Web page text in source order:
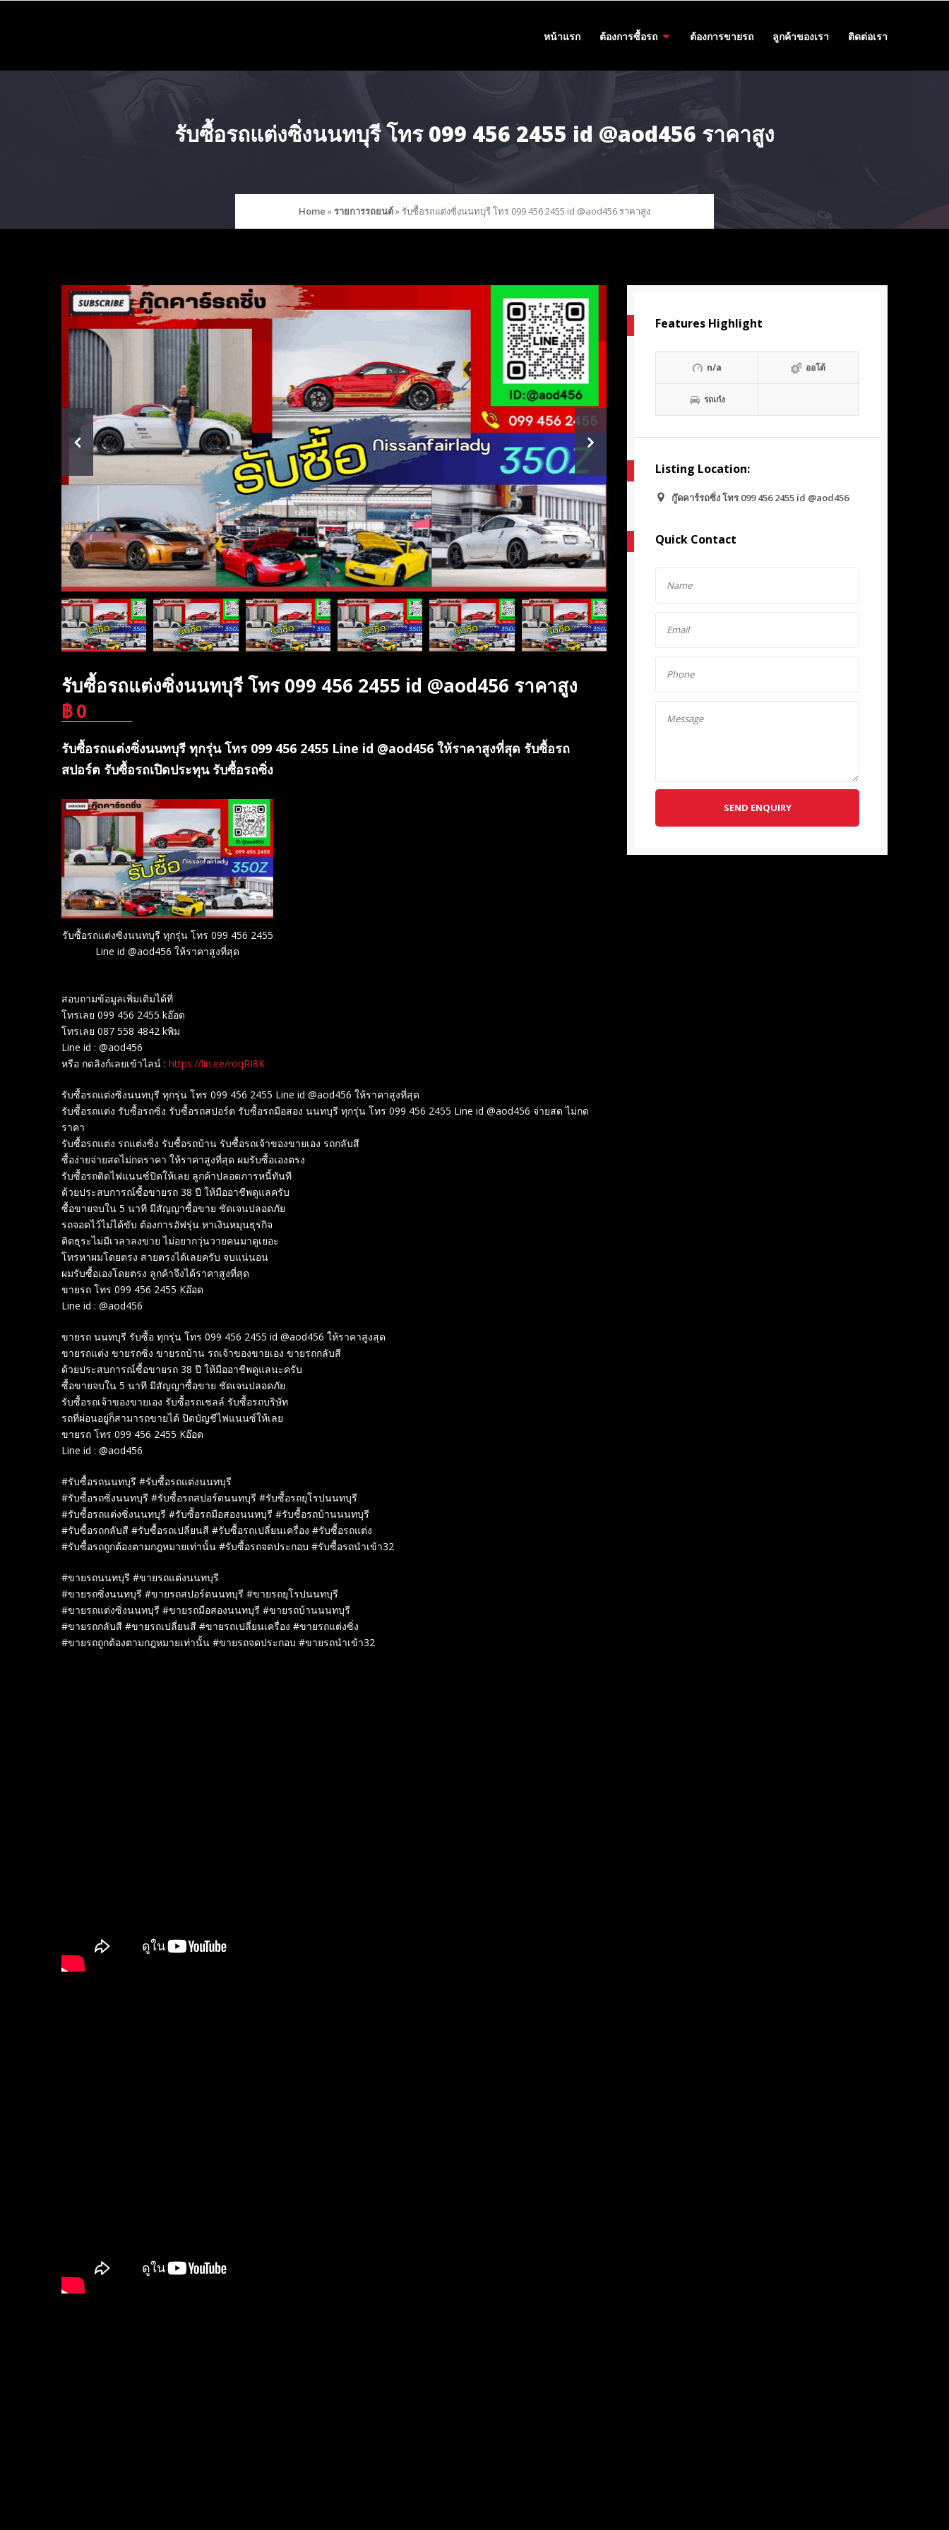
หน้าแรก ต้องการซื้อรถ ต้องการขายรถ ลูกค้าของเรา ติดต่อเรา
รับซื้อรถแต่งซิ่งนนทบุรี โทร 099 456 2455 id @aod456 ราคาสูง
Home »รายการรถยนต์» รับซื้อรถแต่งซิ่งนนทบุรี โทร 099 456 2455 id @aod456 ราคาสูง
รับซื้อรถแต่งซิ่งนนทบุรี โทร 099 456 2455 id @aod456 ราคาสูง
฿0
รับซื้อรถแต่งซิ่งนนทบุรี ทุกรุ่น โทร 099 456 2455 Line id @aod456 ให้ราคาสูงที่สุด รับซื้อรถ
สปอร์ต รับซื้อรถเปิดประทุน รับซื้อรถซิ่ง
รับซื้อรถแต่งซิ่งนนทบุรี ทุกรุ่น โทร 099 456 2455
Line id @aod456 ให้ราคาสูงที่สุด
สอบถามข้อมูลเพิ่มเติมได้ที่
โทรเลย 099 456 2455 kอ๊อด
โทรเลย 087 558 4842 kพิม
Line id : @aod456
หรือ กดลิงก์เลยเข้าไลน์ : https://lin.ee/roqRI8K
รับซื้อรถแต่งซิ่งนนทบุรี ทุกรุ่น โทร 099 456 2455 Line id @aod456 ให้ราคาสูงที่สุด
รับซื้อรถแต่ง รับซื้อรถซิ่ง รับซื้อรถสปอร์ต รับซื้อรถมือสอง นนทบุรี ทุกรุ่น โทร 099 456 2455 Line id @aod456 จ่ายสด ไม่กด
ราคา
รับซื้อรถแต่ง รถแต่งซิ่ง รับซื้อรถบ้าน รับซื้อรถเจ้าของขายเอง รถกลับสี
ซื้อง่ายจ่ายสดไม่กดราคา ให้ราคาสูงที่สุด ผมรับซื้อเองตรง
รับซื้อรถติดไฟแนนซ์ปิดให้เลย ลูกค้าปลอดภารหนี้ทันที
ด้วยประสบการณ์ซื้อขายรถ 38 ปี ให้มืออาชีพดูแลครับ
ซื้อขายจบใน 5 นาที มีสัญญาซื้อขาย ชัดเจนปลอดภัย
รถจอดไว้ไม่ได้ขับ ต้องการอัฟรุ่น หาเงินหมุนธุรกิจ
ติดธุระไม่มีเวลาลงขาย ไม่อยากวุ่นวายคนมาดูเยอะ
โทรหาผมโดยตรง สายตรงได้เลยครับ จบแน่นอน
ผมรับซื้อเองโดยตรง ลูกค้าจึงได้ราคาสูงที่สุด
ขายรถ โทร 099 456 2455 Kอ๊อด
Line id : @aod456
ขายรถ นนทบุรี รับซื้อ ทุกรุ่น โทร 099 456 2455 id @aod456 ให้ราคาสูงสุด
ขายรถแต่ง ขายรถซิ่ง ขายรถบ้าน รถเจ้าของขายเอง ขายรถกลับสี
ด้วยประสบการณ์ซื้อขายรถ 38 ปี ให้มืออาชีพดูแลนะครับ
ซื้อขายจบใน 5 นาที มีสัญญาซื้อขาย ชัดเจนปลอดภัย
รับซื้อรถเจ้าของขายเอง รับซื้อรถเชลล์ รับซื้อรถบริษัท
รถที่ผ่อนอยู่ก็สามารถขายได้ ปิดบัญชีไฟแนนซ์ให้เลย
ขายรถ โทร 099 456 2455 Kอ๊อด
Line id : @aod456
#รับซื้อรถนนทบุรี #รับซื้อรถแต่งนนทบุรี
#รับซื้อรถซิ่งนนทบุรี #รับซื้อรถสปอร์ตนนทบุรี #รับซื้อรถยุโรปนนทบุรี
#รับซื้อรถแต่งซิ่งนนทบุรี #รับซื้อรถมือสองนนทบุรี #รับซื้อรถบ้านนนทบุรี
#รับซื้อรถกลับสี #รับซื้อรถเปลี่ยนสี #รับซื้อรถเปลี่ยนเครื่อง #รับซื้อรถแต่ง
#รับซื้อรถถูกต้องตามกฎหมายเท่านั้น #รับซื้อรถจดประกอบ #รับซื้อรถนำเข้า32
#ขายรถนนทบุรี #ขายรถแต่งนนทบุรี
#ขายรถซิ่งนนทบุรี #ขายรถสปอร์ตนนทบุรี #ขายรถยุโรปนนทบุรี
#ขายรถแต่งซิ่งนนทบุรี #ขายรถมือสองนนทบุรี #ขายรถบ้านนนทบุรี
#ขายรถกลับสี #ขายรถเปลี่ยนสี #ขายรถเปลี่ยนเครื่อง #ขายรถแต่งซิ่ง
#ขายรถถูกต้องตามกฎหมายเท่านั้น #ขายรถจดประกอบ #ขายรถนำเข้า32
Features Highlight
n/a ออโต้
รถเก๋ง
Listing Location:
กู๊ดคาร์รถซิ่ง โทร 099 456 2455 id @aod456
Quick Contact
SEND ENQUIRY